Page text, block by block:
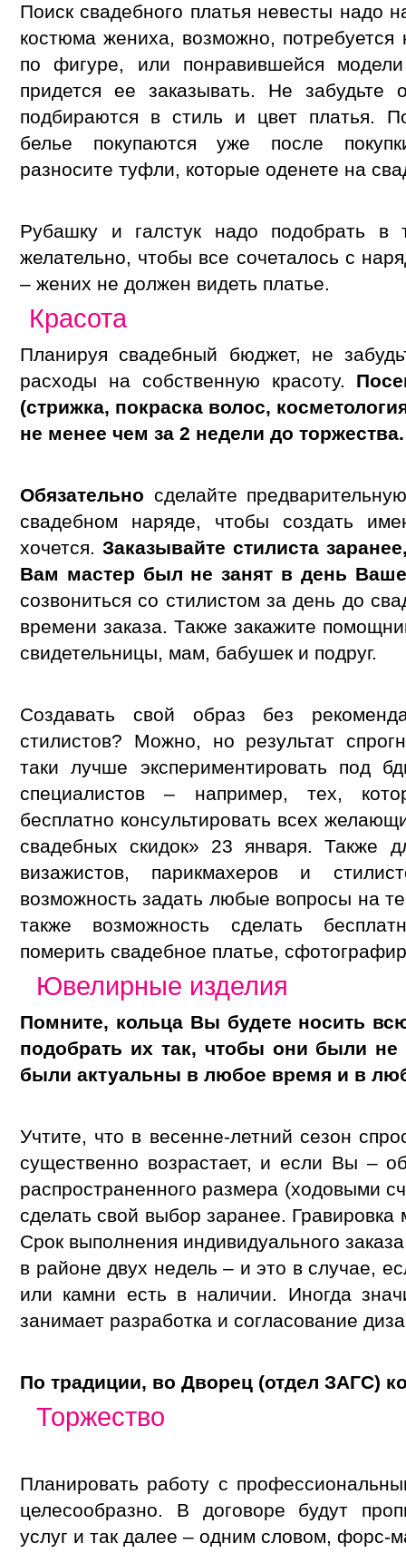
Поиск свадебного платья невесты надо
костюма жениха, возможно, потребуется
по фигуре, или понравившейся
придется ее заказывать. Не забудьте
подбираются в стиль и цвет платья.
белье покупаются уже после
разносите туфли, которые оденете на
Рубашку и галстук надо подобрать
желательно, чтобы все сочеталось с
– жених не должен видеть платье.
Красота
Планируя свадебный бюджет, не
расходы на собственную красоту.
(стрижка, покраска волос,
не менее чем за 2 недели до торжества.
Обязательно сделайте
свадебном наряде, чтобы создать
хочется. Заказывайте стилиста
Вам мастер был не занят в день
созвониться со стилистом за день до
времени заказа. Также закажите
свидетельницы, мам, бабушек и подруг.
Создавать свой образ без
стилистов? Можно, но результат
таки лучше экспериментировать под
специалистов – например, тех,
бесплатно консультировать всех
свадебных скидок» 23 января. Также
визажистов, парикмахеров и
возможность задать любые вопросы на
также возможность сделать
померить свадебное платье,
Ювелирные изделия
Помните, кольца Вы будете носить
подобрать их так, чтобы они были
были актуальны в любое время и в
Учтите, что в весенне-летний сезон
существенно возрастает, и если Вы –
распространенного размера (ходовыми
сделать свой выбор заранее. Гравировка
Срок выполнения индивидуального
в районе двух недель – и это в случае,
или камни есть в наличии. Иногда
занимает разработка и согласование
По традиции, во Дворец (отдел ЗАГС)
Торжество
Планировать работу с
целесообразно. В договоре будут
услуг и так далее – одним словом, форс-